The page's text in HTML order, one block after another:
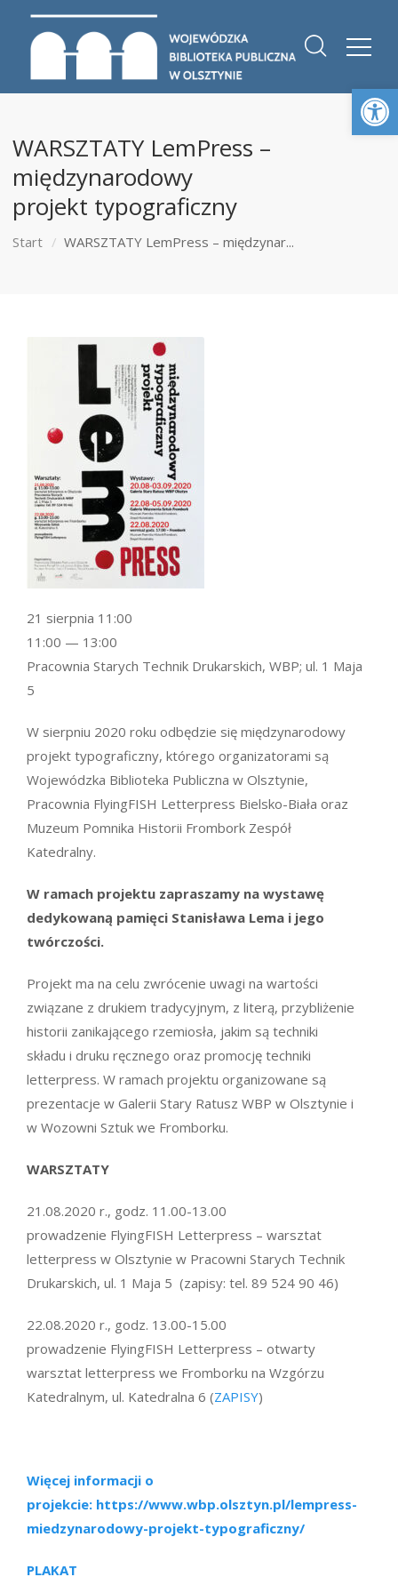
WARSZTATY LemPress –
międzynarodowy
projekt typograficzny
Start WARSZTATY LemPress – międzynar...
W sierpniu 2020 roku odbędzie się międzynarodowy
projekt typograficzny, którego organizatorami są
Wojewódzka Biblioteka Publiczna w Olsztynie,
Pracownia FlyingFISH Letterpress Bielsko-Biała oraz
Muzeum Pomnika Historii Frombork Zespół
Katedralny.
W ramach projektu zapraszamy na wystawę
dedykowaną pamięci Stanisława Lema i jego
twórczości.
Projekt ma na celu zwrócenie uwagi na wartości
związane z drukiem tradycyjnym, z literą, przybliżenie
historii zanikającego rzemiosła, jakim są techniki
składu i druku ręcznego oraz promocję techniki
letterpress. W ramach projektu organizowane są
prezentacje w Galerii Stary Ratusz WBP w Olsztynie i
w Wozowni Sztuk we Fromborku.
WARSZTATY
21.08.2020 r., godz. 11.00-13.00
prowadzenie FlyingFISH Letterpress – warsztat
letterpress w Olsztynie w Pracowni Starych Technik
Drukarskich, ul. 1 Maja 5 (zapisy: tel. 89 524 90 46)
22.08.2020 r., godz. 13.00-15.00
prowadzenie FlyingFISH Letterpress – otwarty
warsztat letterpress we Fromborku na Wzgórzu
Katedralnym, ul. Katedralna 6 (ZAPISY)
Więcej informacji o
projekcie: https://www.wbp.olsztyn.pl/lempress-
miedzynarodowy-projekt-typograficzny/
PLAKAT
21 sierpnia 11:00
11:00 — 13:00
Pracownia Starych Technik Drukarskich, WBP; ul. 1 Maja
5